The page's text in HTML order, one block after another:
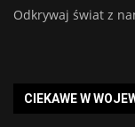
Odkrywaj świat z
CIEKAWE W